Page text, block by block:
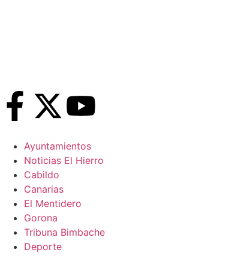
Ayuntamientos
Noticias El Hierro
Cabildo
Canarias
El Mentidero
Gorona
Tribuna Bimbache
Deporte